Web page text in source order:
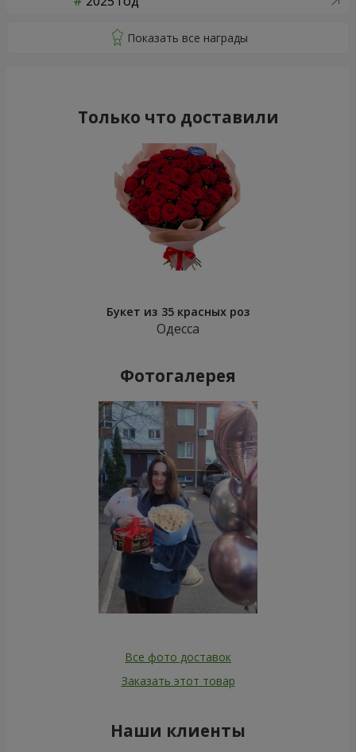
Только что доставили
Букет из 35 красных роз
Одесса
Фотогалерея
Все фото доставок
Заказать этот товар
Наши клиенты